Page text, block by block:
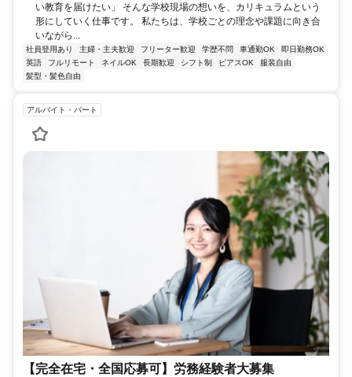
い教育を届けたい」 そんな学校現場の想いを、カリキュラムという
形にしていく仕事です。 私たちは、学校ごとの理念や課題に向き合
いながら...
社員登用あり 主婦・主夫歓迎 フリーター歓迎 学歴不問 車通勤OK
即日勤務OK
英語
フルリモート ネイルOK 長期歓迎 シフト制 ピアスOK
服装自由
髪型・髪色自由
アルバイト・パート
【完全在宅・全国応募可】労務経験者大募集